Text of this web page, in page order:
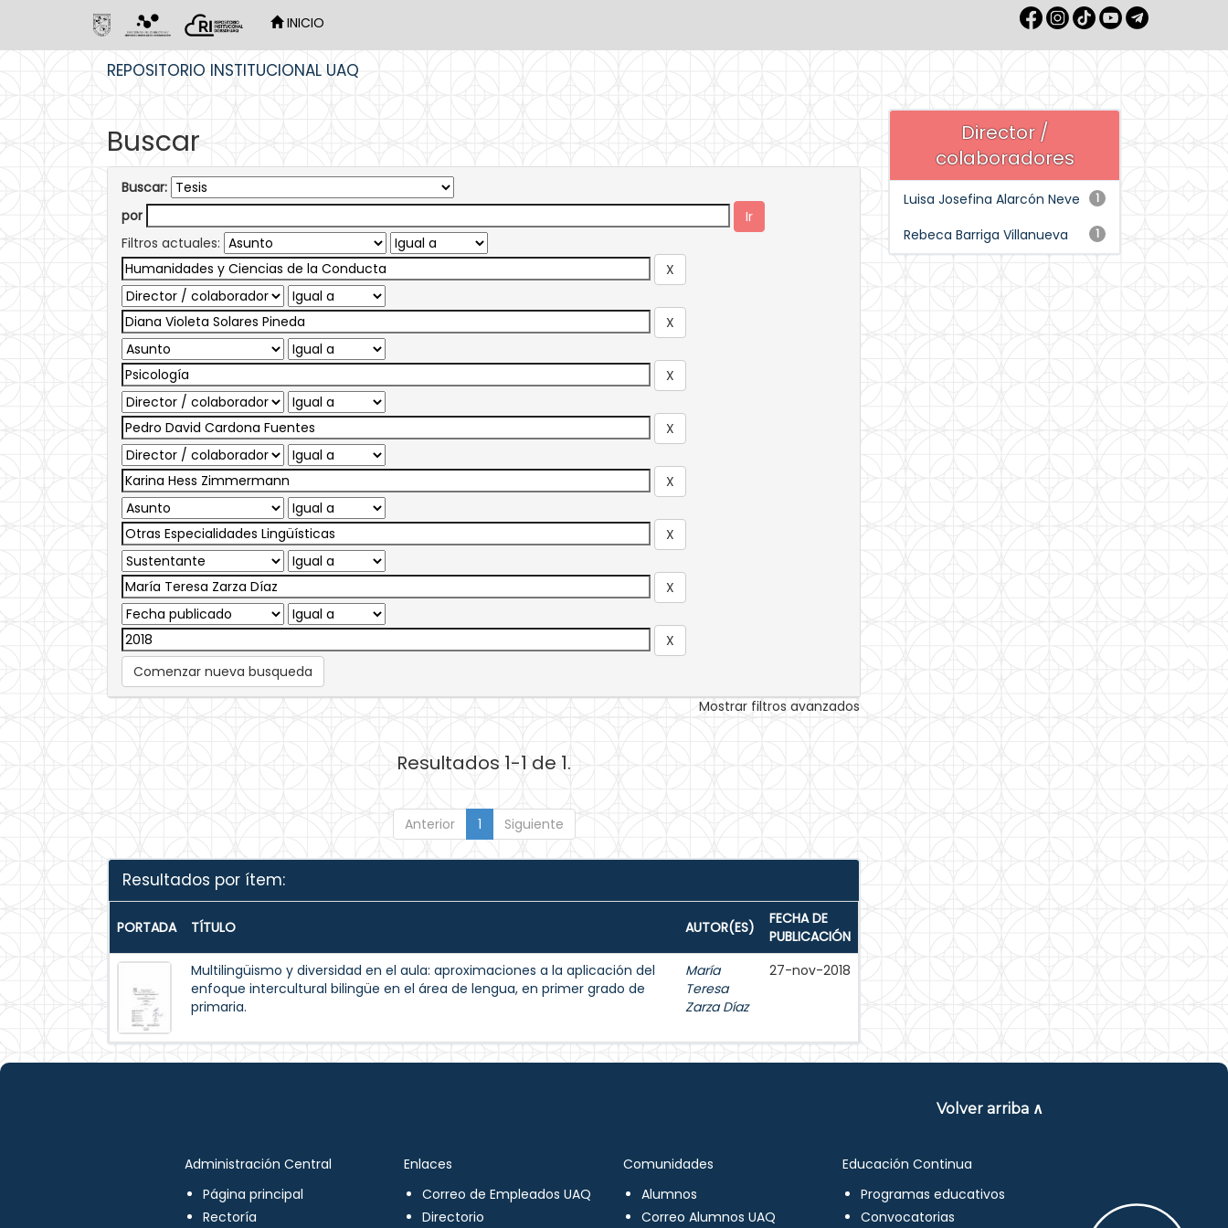
INICIO
REPOSITORIO INSTITUCIONAL UAQ
Buscar
Buscar:
por
Filtros actuales:
Comenzar nueva busqueda
Mostrar filtros avanzados
Resultados 1-1 de 1.
Anterior 1 Siguiente
Resultados por ítem:
PORTADA TÍTULO AUTOR(ES)
FECHA DE
PUBLICACIÓN
Multilingüismo y diversidad en el aula: aproximaciones a la aplicación del
enfoque intercultural bilingüe en el área de lengua, en primer grado de
primaria.
María
Teresa
Zarza Díaz
27-nov-2018
Director /
colaboradores
1
Luisa Josefina Alarcón Neve
1
Rebeca Barriga Villanueva
Volver arriba ∧
Administración Central
Página principal
Rectoría
Enlaces
Correo de Empleados UAQ
Directorio
Comunidades
Alumnos
Correo Alumnos UAQ
Educación Continua
Programas educativos
Convocatorias